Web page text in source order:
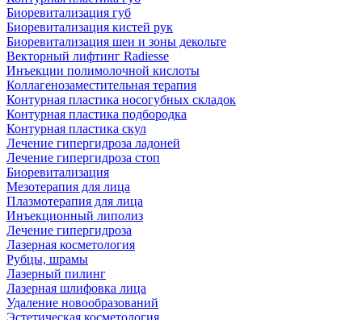
Биоревитализация губ
Биоревитализация кистей рук
Биоревитализация шеи и зоны декольте
Векторный лифтинг Radiesse
Инъекции полимолочной кислоты
Коллагенозаместительная терапия
Контурная пластика носогубных складок
Контурная пластика подбородка
Контурная пластика скул
Лечение гипергидроза ладоней
Лечение гипергидроза стоп
Биоревитализация
Мезотерапия для лица
Плазмотерапия для лица
Инъекционный липолиз
Лечение гипергидроза
Лазерная косметология
Рубцы, шрамы
Лазерный пилинг
Лазерная шлифовка лица
Удаление новообразований
Эстетическая косметология